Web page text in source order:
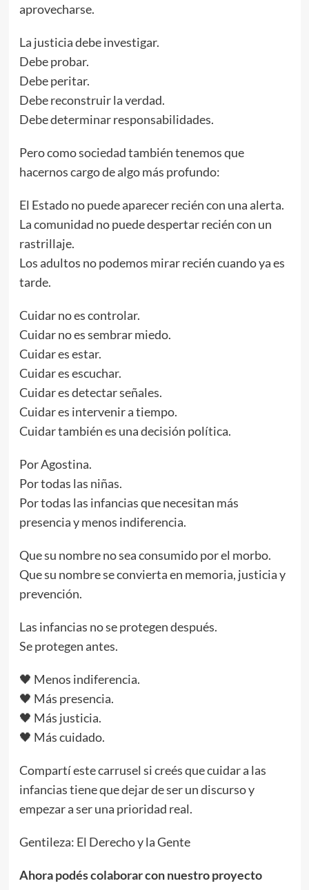
aprovecharse.
La justicia debe investigar.
Debe probar.
Debe peritar.
Debe reconstruir la verdad.
Debe determinar responsabilidades.
Pero como sociedad también tenemos que
hacernos cargo de algo más profundo:
El Estado no puede aparecer recién con una alerta.
La comunidad no puede despertar recién con un
rastrillaje.
Los adultos no podemos mirar recién cuando ya es
tarde.
Cuidar no es controlar.
Cuidar no es sembrar miedo.
Cuidar es estar.
Cuidar es escuchar.
Cuidar es detectar señales.
Cuidar es intervenir a tiempo.
Cuidar también es una decisión política.
Por Agostina.
Por todas las niñas.
Por todas las infancias que necesitan más
presencia y menos indiferencia.
Que su nombre no sea consumido por el morbo.
Que su nombre se convierta en memoria, justicia y
prevención.
Las infancias no se protegen después.
Se protegen antes.
🖤 Menos indiferencia.
🖤 Más presencia.
🖤 Más justicia.
🖤 Más cuidado.
Compartí este carrusel si creés que cuidar a las
infancias tiene que dejar de ser un discurso y
empezar a ser una prioridad real.
Gentileza: El Derecho y la Gente
Ahora podés colaborar con nuestro proyecto